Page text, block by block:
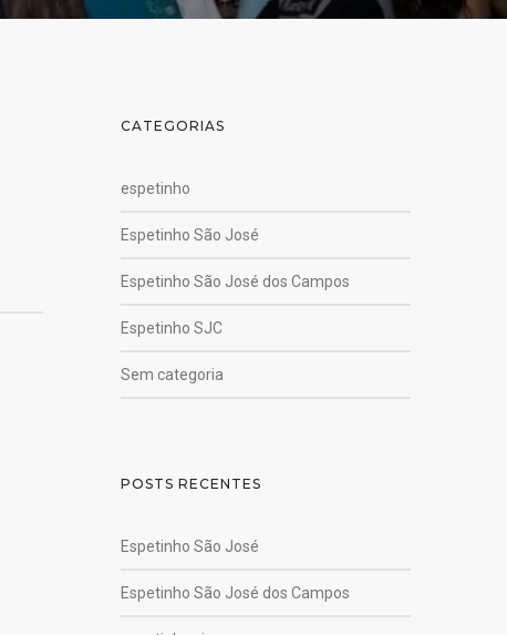
CATEGORIAS
espetinho
Espetinho São José
Espetinho São José dos Campos
Espetinho SJC
Sem categoria
POSTS RECENTES
Espetinho São José
Espetinho São José dos Campos